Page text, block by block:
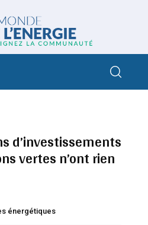
d’investissements
vertes n’ont rien
énergétiques